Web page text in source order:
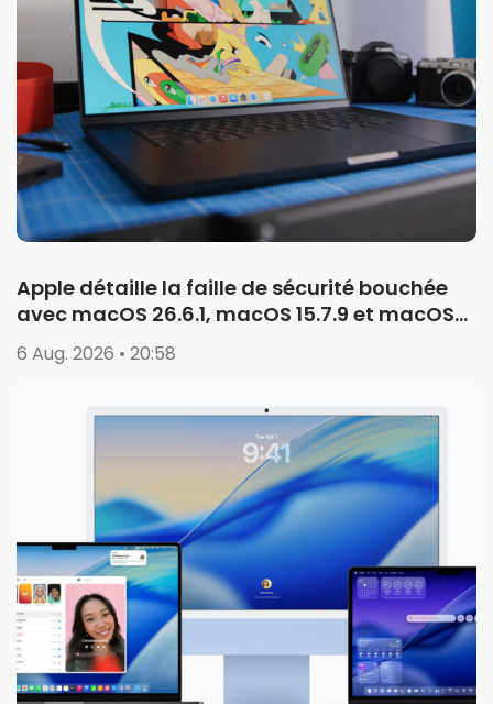
Apple détaille la faille de sécurité bouchée
avec macOS 26.6.1, macOS 15.7.9 et macOS
14.8.9
6 Aug. 2026 • 20:58